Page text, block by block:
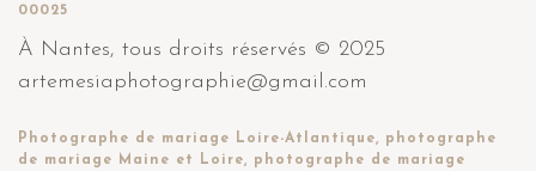
00025
À Nantes, tous droits réservés © 2025
artemesiaphotographie@gmail.com
Photographe de mariage Loire-Atlantique, photographe
de mariage Maine et Loire, photographe de mariage